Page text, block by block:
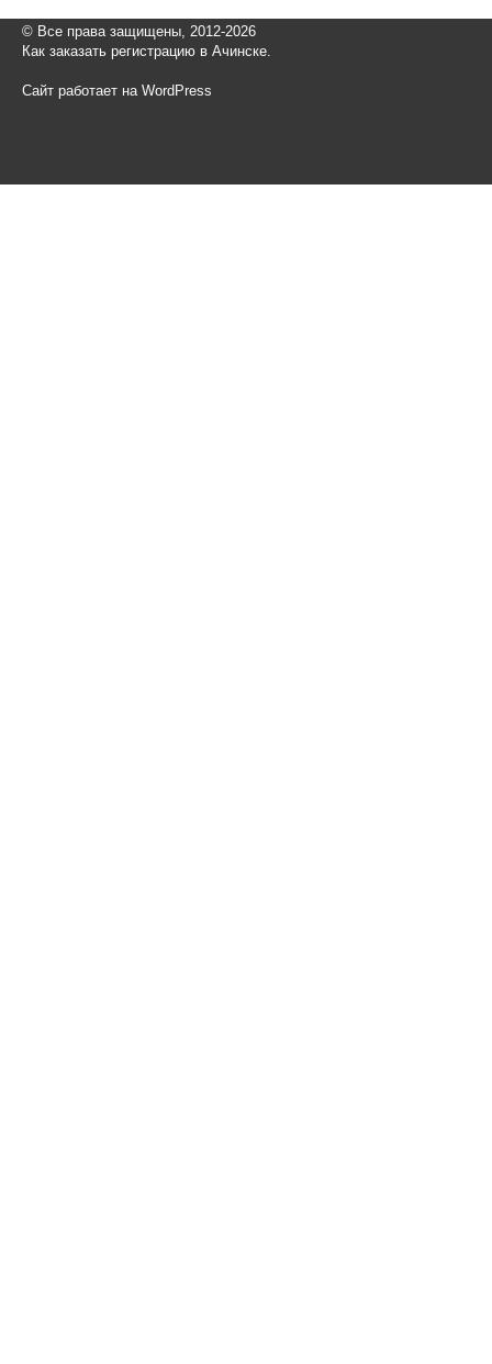
© Все права защищены, 2012-2026
Как заказать регистрацию в Ачинске.
Сайт работает на WordPress